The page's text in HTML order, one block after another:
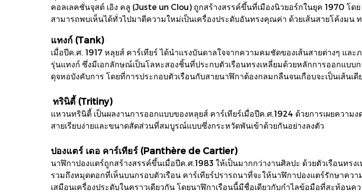
คอลเลคชั่นจุสต์ เอิง คลู (Juste un Clou) ถูกสร้างสรรค์ขึ้นที่เมืองนิวยอร์กในยุค 1970 โ
สามารถพบเห็นได้ทั่วไปมาตีความใหม่เป็นเครื่องประดับอันทรงคุณค่า ด้วยเส้นสายโค้งม
แทงก์ (Tank)
เมื่อปีค.ศ. 1917 หลุยส์ คาร์เทียร์ ได้นำแรงบันดาลใจจากความคมชัดของเส้นสายต่างๆ แ
รุ่นแทงก์ ซึ่งมีเอกลักษณ์เป็นโลหะสองชิ้นที่ประกบตัวเรือนทรงเหลี่ยมด้วยหลักการออกแบบ
ดุจหอบังคับการ โดยที่การประกอบตัวเรือนกับสายนาฬิกาต้องกลมกลืนจนเกือบจะเป็นเส้นเ
ทรินิตี้ (Tritiny)
แหวนทรินิตี้ เป็นผลงานการออกแบบของหลุยส์ คาร์เทียร์เมื่อปีค.ศ.1924 ด้วยการเผยควา
สายเรียบง่ายและขนาดสัดส่วนที่สมบูรณ์แบบซึ่งกระหวัดพันเข้าด้วยกันอย่างลงตัว
ปองแตร์ เดอ คาร์เทียร์ (Panthère de Cartier)
นาฬิกาปองแตร์ถูกสร้างสรรค์ขึ้นเมื่อปีค.ศ.1983 ให้เป็นมากกว่างานศิลปะ ด้วยตัวเรือนทร
รวมถึงหมุดตอกที่เห็นบนกรอบตัวเรือน คาร์เทียร์ปรารถนาที่จะให้นาฬิกาปองแตร์รักษาคว
เสมือนเครื่องประดับในคราวเดียวกัน โดยนาฬิกาเรือนนี้มีชื่อเดียวกับกำไลข้อมือที่สะท้อน